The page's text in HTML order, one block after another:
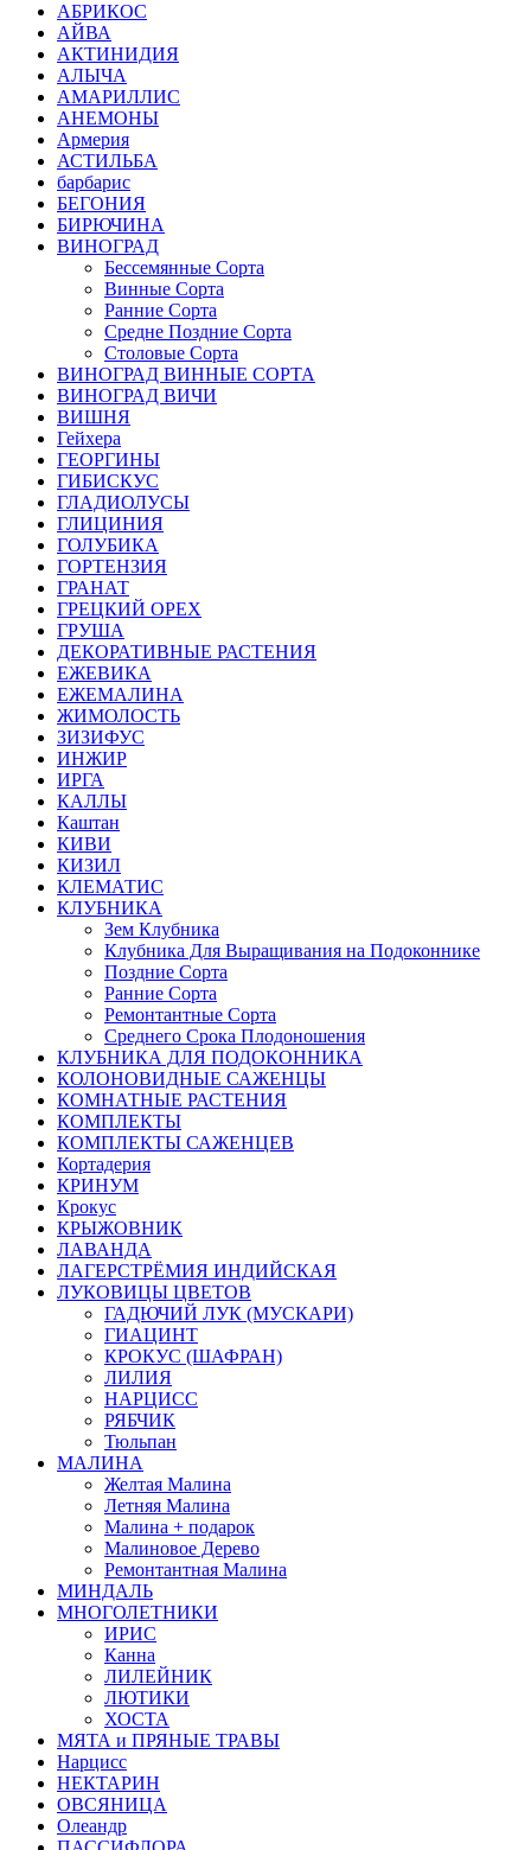
АБРИКОС
АЙВА
АКТИНИДИЯ
АЛЫЧА
АМАРИЛЛИС
АНЕМОНЫ
Армерия
АСТИЛЬБА
барбарис
БЕГОНИЯ
БИРЮЧИНА
ВИНОГРАД
Бессемянные Сорта
Винные Сорта
Ранние Сорта
Средне Поздние Сорта
Столовые Сорта
ВИНОГРАД ВИННЫЕ СОРТА
ВИНОГРАД ВИЧИ
ВИШНЯ
Гейхера
ГЕОРГИНЫ
ГИБИСКУС
ГЛАДИОЛУСЫ
ГЛИЦИНИЯ
ГОЛУБИКА
ГОРТЕНЗИЯ
ГРАНАТ
ГРЕЦКИЙ ОРЕХ
ГРУША
ДЕКОРАТИВНЫЕ РАСТЕНИЯ
ЕЖЕВИКА
ЕЖЕМАЛИНА
ЖИМОЛОСТЬ
ЗИЗИФУС
ИНЖИР
ИРГА
КАЛЛЫ
Каштан
КИВИ
КИЗИЛ
КЛЕМАТИС
КЛУБНИКА
Зем Клубника
Клубника Для Выращивания на Подоконнике
Поздние Сорта
Ранние Сорта
Ремонтантные Сорта
Среднего Срока Плодоношения
КЛУБНИКА ДЛЯ ПОДОКОННИКА
КОЛОНОВИДНЫЕ САЖЕНЦЫ
КОМНАТНЫЕ РАСТЕНИЯ
КОМПЛЕКТЫ
КОМПЛЕКТЫ САЖЕНЦЕВ
Кортадерия
КРИНУМ
Крокус
КРЫЖОВНИК
ЛАВАНДА
ЛАГЕРСТРЁМИЯ ИНДИЙСКАЯ
ЛУКОВИЦЫ ЦВЕТОВ
ГАДЮЧИЙ ЛУК (МУСКАРИ)
ГИАЦИНТ
КРОКУС (ШАФРАН)
ЛИЛИЯ
НАРЦИСС
РЯБЧИК
Тюльпан
МАЛИНА
Желтая Малина
Летняя Малина
Малина + подарок
Малиновое Дерево
Ремонтантная Малина
МИНДАЛЬ
МНОГОЛЕТНИКИ
ИРИС
Канна
ЛИЛЕЙНИК
ЛЮТИКИ
ХОСТА
МЯТА и ПРЯНЫЕ ТРАВЫ
Нарцисс
НЕКТАРИН
ОВСЯНИЦА
Олеандр